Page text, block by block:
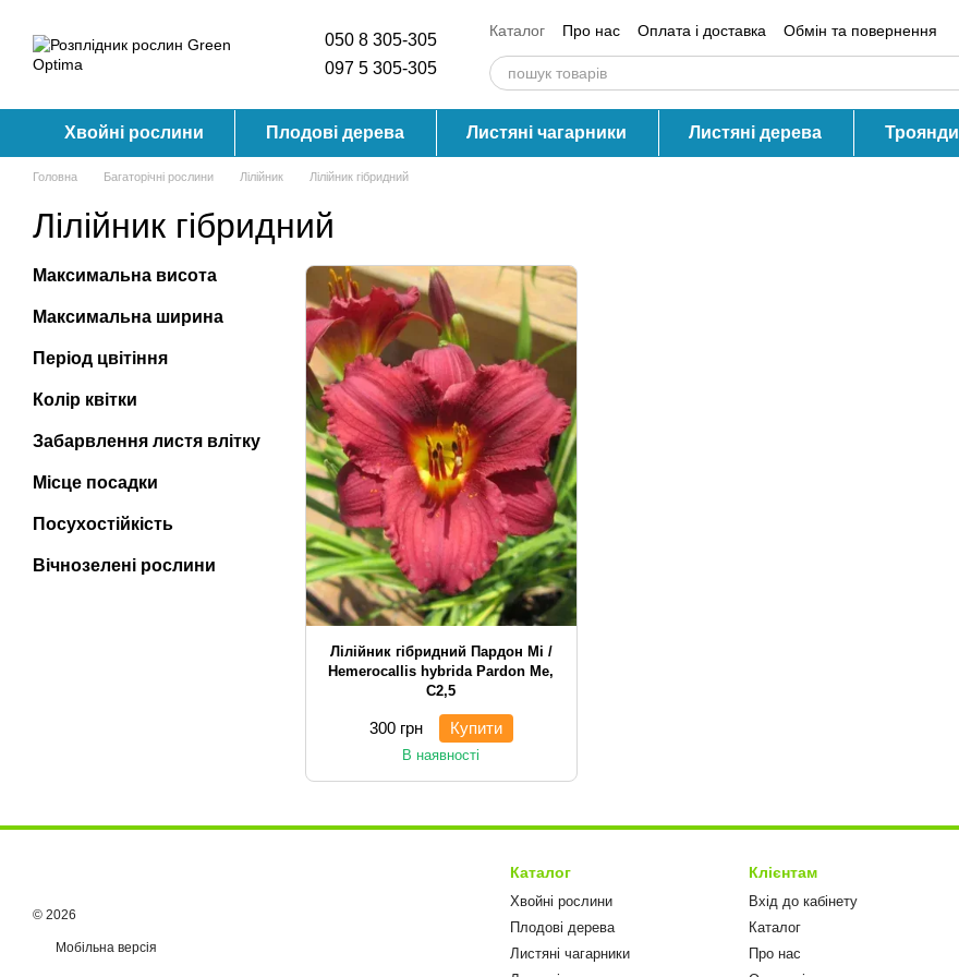
050 8 305-305
097 5 305-305
Каталог Про нас Оплата і доставка
Обмін та повернення
Контактна інформація
Блог Відгуки про магазин
Хвойні рослини Плодові дерева Листяні чагарники Листяні дерева Троянди
Головна Багаторічні рослини Лілійник Лілійник гібридний
Лілійник гібридний
Лілійник гібридний Пардон Мі /
Hemerocallis hybrida Pardon Me,
С2,5
300 грн Купити
В наявності
Максимальна висота
Максимальна ширина
Період цвітіння
Колір квітки
Забарвлення листя влітку
Місце посадки
Посухостійкість
Вічнозелені рослини
© 2026
Мобільна версія
Каталог
Хвойні рослини
Плодові дерева
Листяні чагарники
Клієнтам
Вхід до кабінету
Каталог
Про нас